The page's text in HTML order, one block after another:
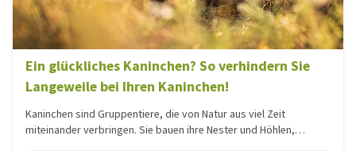
Ein glückliches Kaninchen? So verhindern Sie
Langeweile bei Ihren Kaninchen!
Kaninchen sind Gruppentiere, die von Natur aus viel Zeit
miteinander verbringen. Sie bauen ihre Nester und Höhlen,